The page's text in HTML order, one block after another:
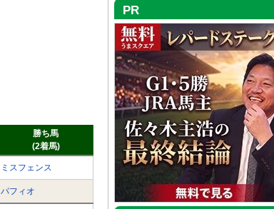
PR
勝ち馬
(2着馬)
ミスフェンス
パフィオ